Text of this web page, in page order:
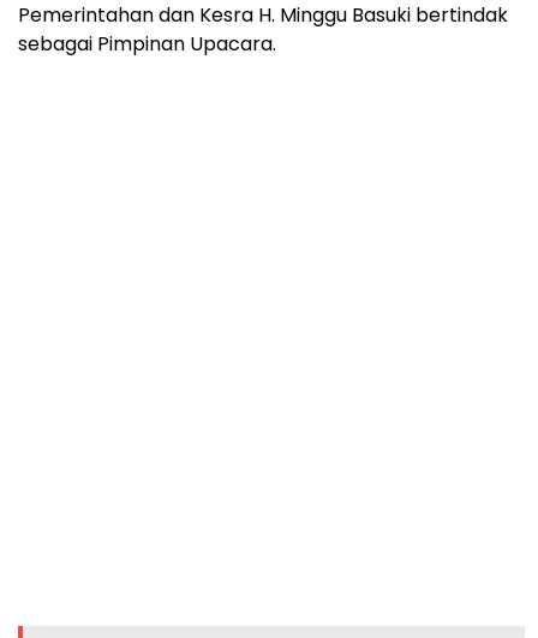
Pemerintahan dan Kesra H. Minggu Basuki bertindak
sebagai Pimpinan Upacara.